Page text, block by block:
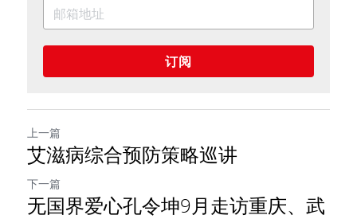
订阅
上一篇
艾滋病综合预防策略巡讲
下一篇
无国界爱心孔令坤9月走访重庆、武